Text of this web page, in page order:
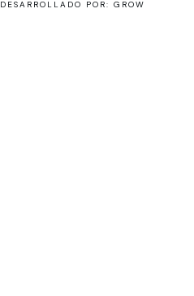
DESARROLLADO POR: GROW